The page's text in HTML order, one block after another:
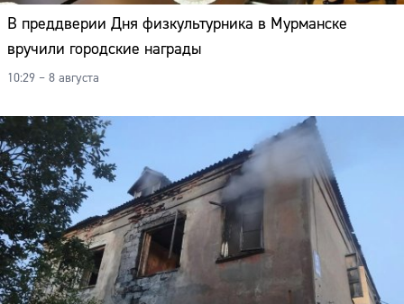
В преддверии Дня физкультурника в Мурманске
вручили городские награды
10:29 – 8 августа